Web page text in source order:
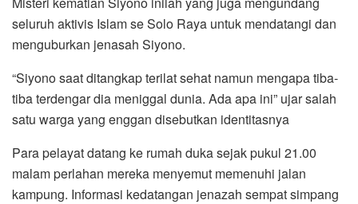
seluruh aktivis Islam se Solo Raya untuk mendatangi dan
menguburkan jenasah Siyono.
“Siyono saat ditangkap terilat sehat namun mengapa tiba-
tiba terdengar dia meniggal dunia. Ada apa ini” ujar salah
satu warga yang enggan disebutkan identitasnya
Para pelayat datang ke rumah duka sejak pukul 21.00
malam perlahan mereka menyemut memenuhi jalan
kampung. Informasi kedatangan jenazah sempat simpang